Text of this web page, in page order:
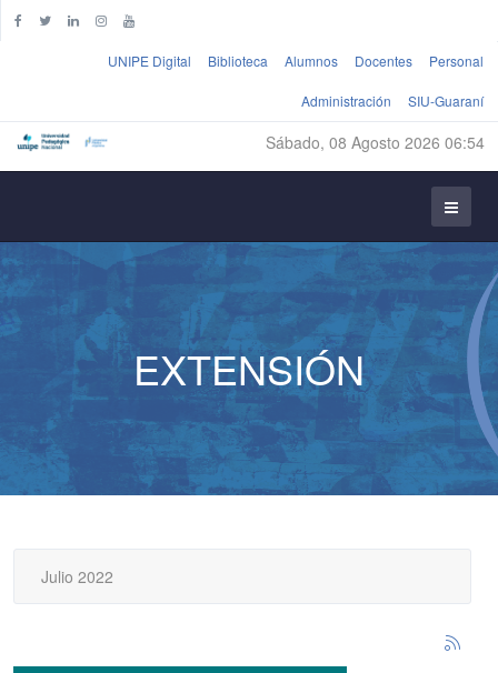
UNIPE Digital Biblioteca Alumnos Docentes Personal
Administración SIU-Guaraní
Sábado, 08 Agosto 2026 06:54
EXTENSIÓN
Julio 2022